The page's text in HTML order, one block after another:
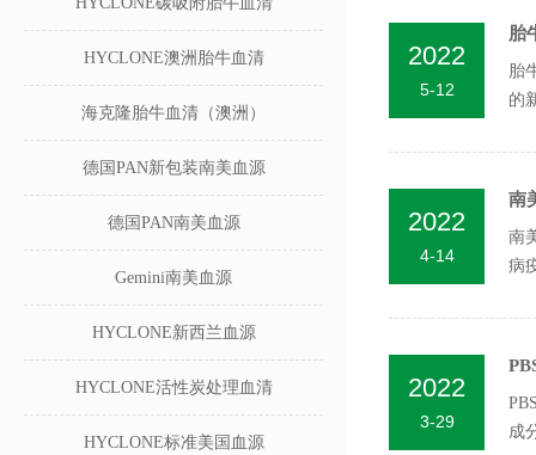
HYCLONE澳洲胎牛血清
海克隆胎牛血清（澳洲）
德国PAN新包装南美血源
德国PAN南美血源
Gemini南美血源
HYCLONE新西兰血源
HYCLONE活性炭处理血清
HYCLONE标准美国血源
2022
5-12
胎
胎
的
2022
4-14
南
南
病
2022
3-29
成